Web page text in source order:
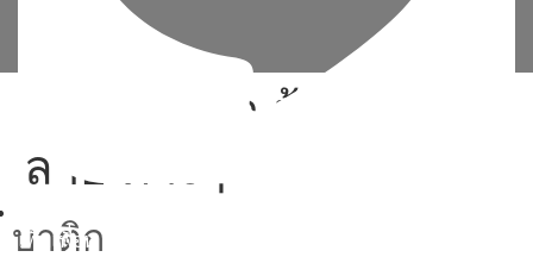
เพิ่มเพื่อน
วิธี ทํา ผ้า มัด ย้อม
ลาย ต่างๆ
บาติก